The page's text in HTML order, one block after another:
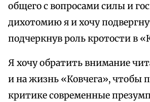
общего с вопросами силы и
дихотомию я и хочу
подчеркнув роль кротости в
Я хочу обратить внимание
и на жизнь «Ковчега», чтобы
критике современные